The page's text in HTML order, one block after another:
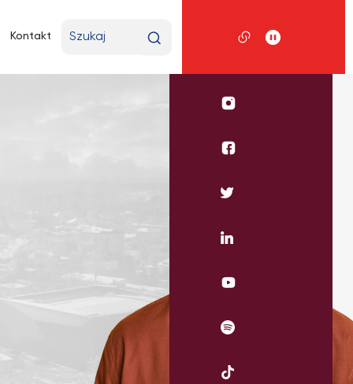
Kontakt
wyszukiwaną
Profil
Profil
Profil
Profil
Linkedin
UKSW
UKSW
UKSW